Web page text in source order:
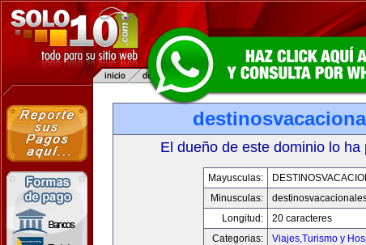
El dueño de este dominio lo ha
Mayusculas:
Minusculas:
Longitud:
20 caracteres
Categorias:
Viajes,Turismo y